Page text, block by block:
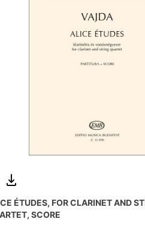
ÉTUDES, FOR CLARINET AND
SCORE